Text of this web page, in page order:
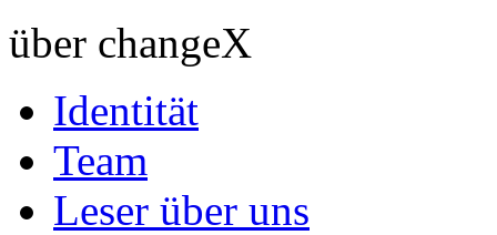
über changeX
Identität
Team
Leser über uns